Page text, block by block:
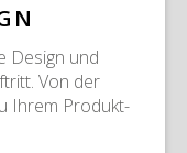
Design und
Von der
Ihrem Produkt-